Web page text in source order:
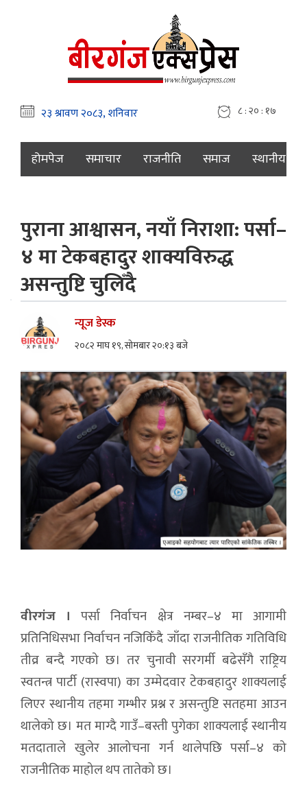
८ : २० : १८
होमपेज समाचार राजनीति समाज स्थानीय
पुराना आश्वासन, नयाँ निराशा: पर्सा–
४ मा टेकबहादुर शाक्यविरुद्ध
असन्तुष्टि चुलिँदै
न्यूज डेस्क
२०८२ माघ १९, सोमबार २०:१३ बजे
वीरगंज । पर्सा निर्वाचन क्षेत्र नम्बर–४ मा आगामी
प्रतिनिधिसभा निर्वाचन नजिकिँदै जाँदा राजनीतिक गतिविधि
तीव्र बन्दै गएको छ। तर चुनावी सरगर्मी बढेसँगै राष्ट्रिय
स्वतन्त्र पार्टी (रास्वपा) का उम्मेदवार टेकबहादुर शाक्यलाई
लिएर स्थानीय तहमा गम्भीर प्रश्न र असन्तुष्टि सतहमा आउन
थालेको छ। मत माग्दै गाउँ–बस्ती पुगेका शाक्यलाई स्थानीय
मतदाताले खुलेर आलोचना गर्न थालेपछि पर्सा–४ को
राजनीतिक माहोल थप तातेको छ।